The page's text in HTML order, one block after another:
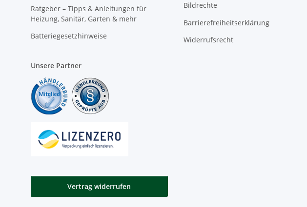
Ratgeber – Tipps & Anleitungen für
Heizung, Sanitär, Garten & mehr
Batteriegesetzhinweise
Bildrechte
Barrierefreiheitserklärung
Widerrufsrecht
Unsere Partner
Vertrag widerrufen